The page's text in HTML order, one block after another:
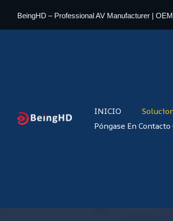
BeingHD – Professional AV Manufacturer |
INICIO
Póngase En